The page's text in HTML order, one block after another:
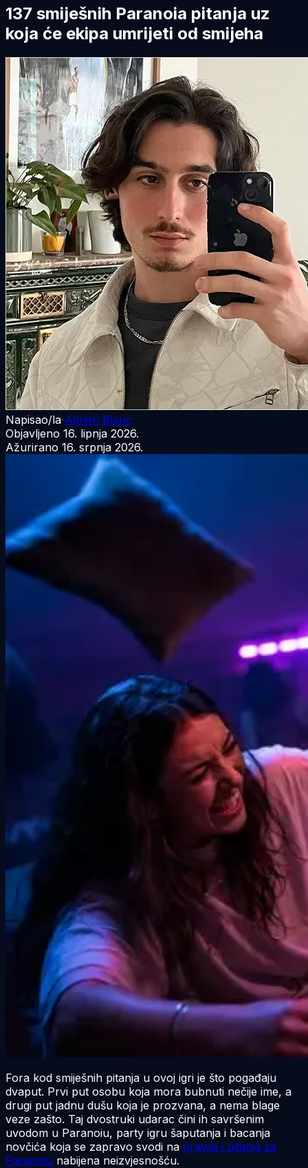
137 smiješnih Paranoia pitanja uz
koja će ekipa umrijeti od smijeha
Napisao/la Adrien Blanc
Objavljeno 16. lipnja 2026.
Ažurirano 16. srpnja 2026.
Fora kod smiješnih pitanja u ovoj igri je što pogađaju
dvaput. Prvi put osobu koja mora bubnuti nečije ime, a
drugi put jadnu dušu koja je prozvana, a nema blage
veze zašto. Taj dvostruki udarac čini ih savršenim
uvodom u Paranoiu, party igru šaputanja i bacanja
novčića koja se zapravo svodi na pravila i pitanja za
Paranoiu nabijena neizvjesnošću.